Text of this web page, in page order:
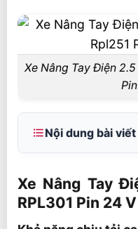
Xe Nâng Tay Điện
Nội dung bài viết
RPL301 Pin 24 V
Khả năng
Xe Nâng Tay
RPL301 Pin 24